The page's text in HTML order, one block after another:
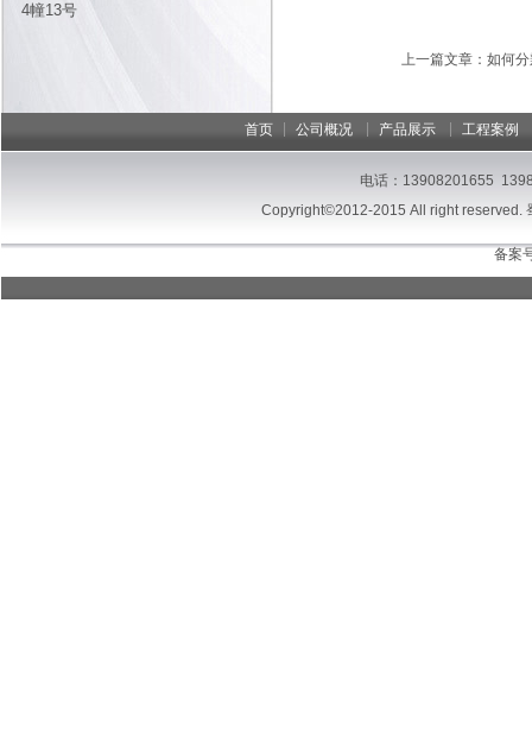
4幢13号
上一篇文章： 如何
首页 公司概况 产品展示 工程案例
电话：13908201655
Copyright©2012-2015 All right reserved.
备案